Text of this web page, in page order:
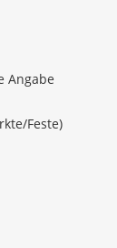
Angabe
Feste)